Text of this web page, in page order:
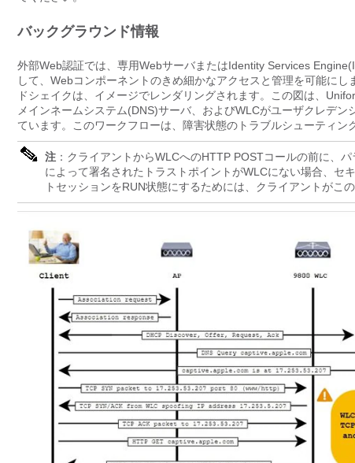
バックグラウンド情報
外部Web認証では、専用WebサーバまたはIdentity Services
して、Webコンポーネントのきめ細かなアクセスと管理を可能に
ドシェイクは、イメージでレンダリングされます。この図は、
メインネームシステム(DNS)サーバ、およびWLCがユーザクレデ
ています。このワークフローは、障害状態のトラブルシューティン
注 ：クライアントからWLCへのHTTP POSTコールの前に、
によって署名されたトラストポイントがWLCにない場合、セ
トセッションをRUN状態にするためには、クライアントがこ